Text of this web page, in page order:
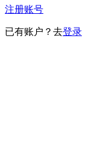
注册账号
已有账户？去登录